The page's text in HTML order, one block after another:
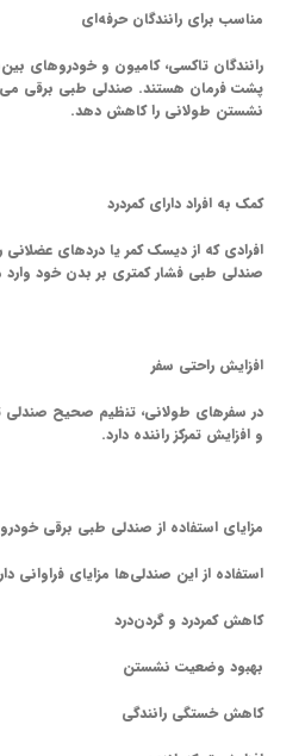
مناسب برای رانندگان حرفه‌ای
رانندگان تاکسی، کامیون و خودروهای
پشت فرمان هستند. صندلی طبی برقی
نشستن طولانی را کاهش دهد.
کمک به افراد دارای کمردرد
افرادی که از دیسک کمر یا دردهای عضلانی
صندلی طبی فشار کمتری بر بدن خود وارد
افزایش راحتی سفر
در سفرهای طولانی، تنظیم صحیح صندلی
و افزایش تمرکز راننده دارد.
مزایای استفاده از صندلی طبی برقی خودرو
استفاده از این صندلی‌ها مزایای فراوانی
کاهش کمردرد و گردن‌درد
بهبود وضعیت نشستن
کاهش خستگی رانندگی